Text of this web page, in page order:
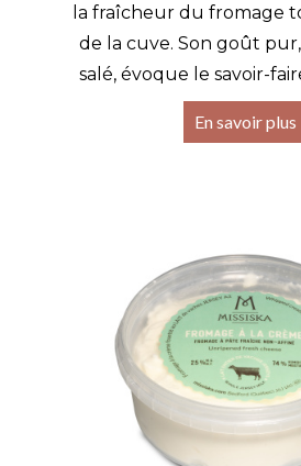
la fraîcheur du fromage
de la cuve. Son goût
salé, évoque le savoir-
En savoir plus